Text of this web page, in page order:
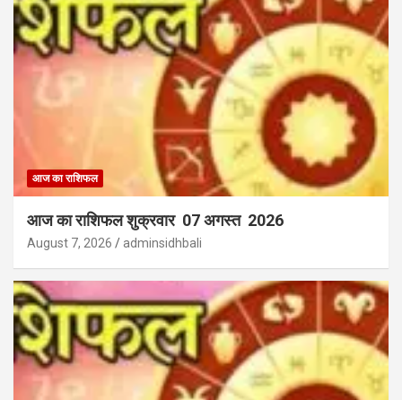
आज का राशिफल
आज का राशिफल शुक्रवार 07 अगस्त 2026
August 7, 2026 adminsidhbali